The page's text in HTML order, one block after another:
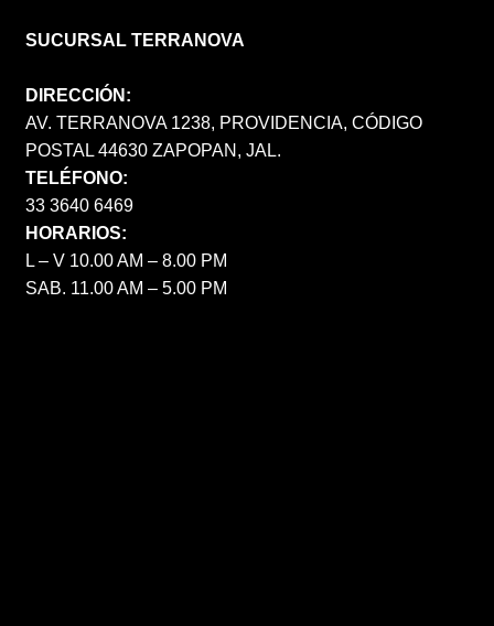
SUCURSAL TERRANOVA
DIRECCIÓN:
AV. TERRANOVA 1238, PROVIDENCIA, CÓDIGO
POSTAL 44630 ZAPOPAN, JAL.
TELÉFONO:
33 3640 6469
HORARIOS:
L – V 10.00 AM – 8.00 PM
SAB. 11.00 AM – 5.00 PM